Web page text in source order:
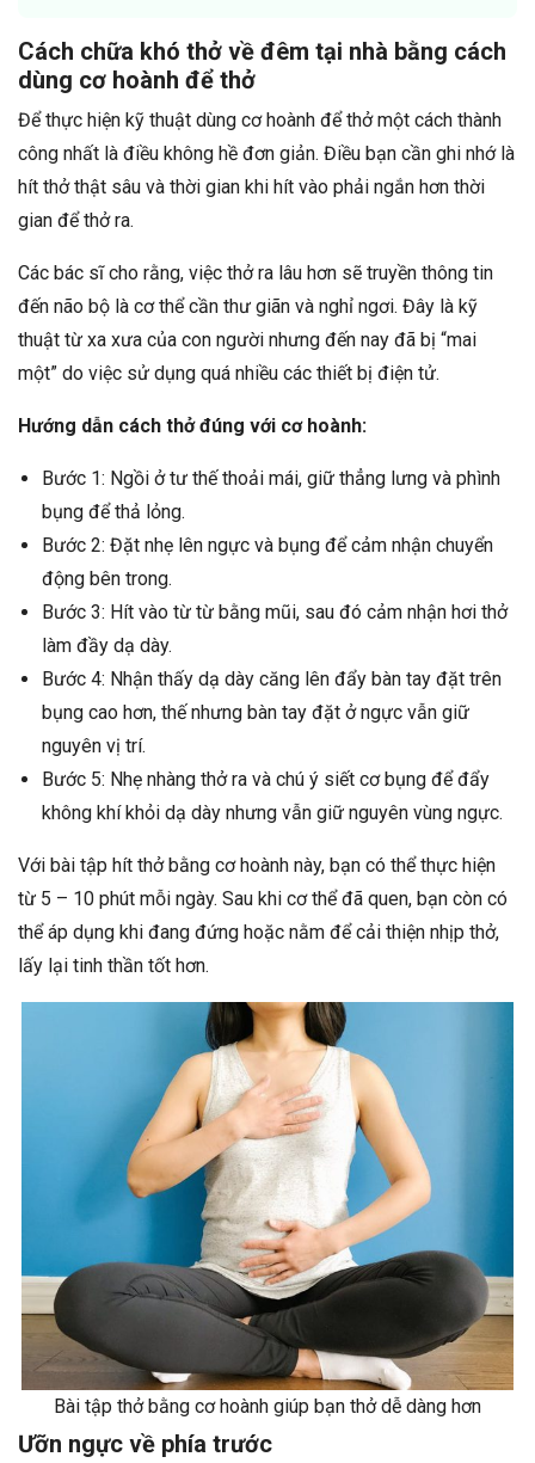
Cách chữa khó thở về đêm tại nhà bằng cách
dùng cơ hoành để thở
Để thực hiện kỹ thuật dùng cơ hoành để thở một cách thành
công nhất là điều không hề đơn giản. Điều bạn cần ghi nhớ là
hít thở thật sâu và thời gian khi hít vào phải ngắn hơn thời
gian để thở ra.
Các bác sĩ cho rằng, việc thở ra lâu hơn sẽ truyền thông tin
đến não bộ là cơ thể cần thư giãn và nghỉ ngơi. Đây là kỹ
thuật từ xa xưa của con người nhưng đến nay đã bị “mai
một” do việc sử dụng quá nhiều các thiết bị điện tử.
Hướng dẫn cách thở đúng với cơ hoành:
Bước 1: Ngồi ở tư thế thoải mái, giữ thẳng lưng và phình
bụng để thả lỏng.
Bước 2: Đặt nhẹ lên ngực và bụng để cảm nhận chuyển
động bên trong.
Bước 3: Hít vào từ từ bằng mũi, sau đó cảm nhận hơi thở
làm đầy dạ dày.
Bước 4: Nhận thấy dạ dày căng lên đẩy bàn tay đặt trên
bụng cao hơn, thế nhưng bàn tay đặt ở ngực vẫn giữ
nguyên vị trí.
Bước 5: Nhẹ nhàng thở ra và chú ý siết cơ bụng để đẩy
không khí khỏi dạ dày nhưng vẫn giữ nguyên vùng ngực.
Với bài tập hít thở bằng cơ hoành này, bạn có thể thực hiện
từ 5 – 10 phút mỗi ngày. Sau khi cơ thể đã quen, bạn còn có
thể áp dụng khi đang đứng hoặc nằm để cải thiện nhịp thở,
lấy lại tinh thần tốt hơn.
Bài tập thở bằng cơ hoành giúp bạn thở dễ dàng hơn
Ưỡn ngực về phía trước